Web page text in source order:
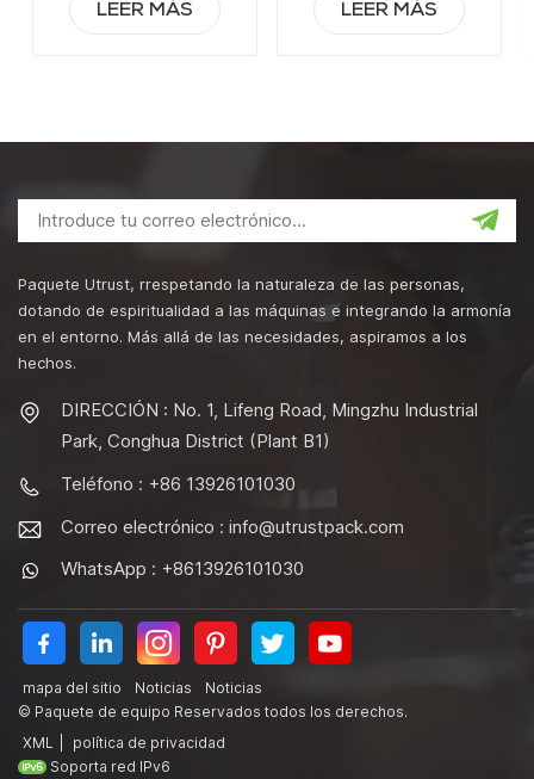
LEER MÁS LEER MÁS
Paquete Utrust, rrespetando la naturaleza de las personas,
dotando de espiritualidad a las máquinas e integrando la armonía
en el entorno. Más allá de las necesidades, aspiramos a los
hechos.
DIRECCIÓN : No. 1, Lifeng Road, Mingzhu Industrial
Park, Conghua District (Plant B1)
Teléfono : +86 13926101030
Correo electrónico : info@utrustpack.com
WhatsApp : +8613926101030
mapa del sitio Noticias
Noticias
© Paquete de equipo Reservados todos los derechos.
XML
política de privacidad
Soporta red IPv6